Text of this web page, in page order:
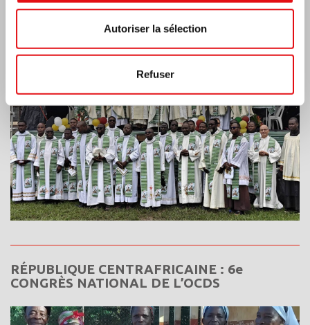
Autoriser la sélection
Refuser
Côte d’Ivoire: Double Jubilé d’Argent
RÉPUBLIQUE CENTRAFRICAINE : 6e
CONGRÈS NATIONAL DE L’OCDS